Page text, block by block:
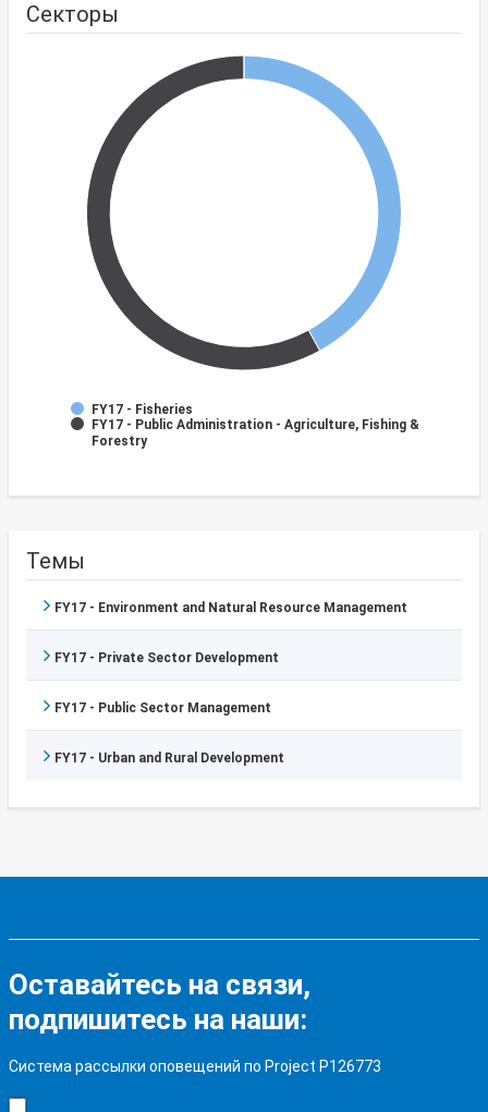
Секторы
FY17 - Fisheries
FY17 - Public Administration - Agriculture, Fishing &
Forestry
Темы
FY17 - Environment and Natural Resource Management
FY17 - Private Sector Development
FY17 - Public Sector Management
FY17 - Urban and Rural Development
Оставайтесь на связи,
подпишитесь на наши:
Система рассылки оповещений по Project P126773